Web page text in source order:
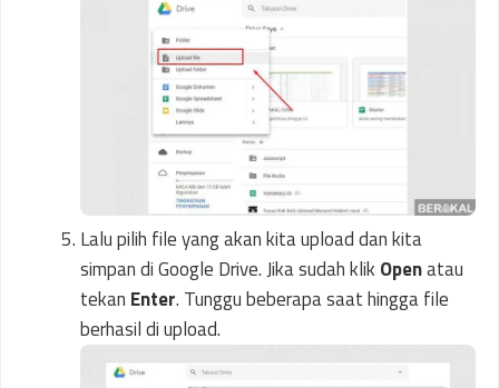
Lalu pilih file yang akan kita upload dan kita
simpan di Google Drive. Jika sudah klik Openatau
tekan Enter. Tunggu beberapa saat hingga file
berhasil di upload.